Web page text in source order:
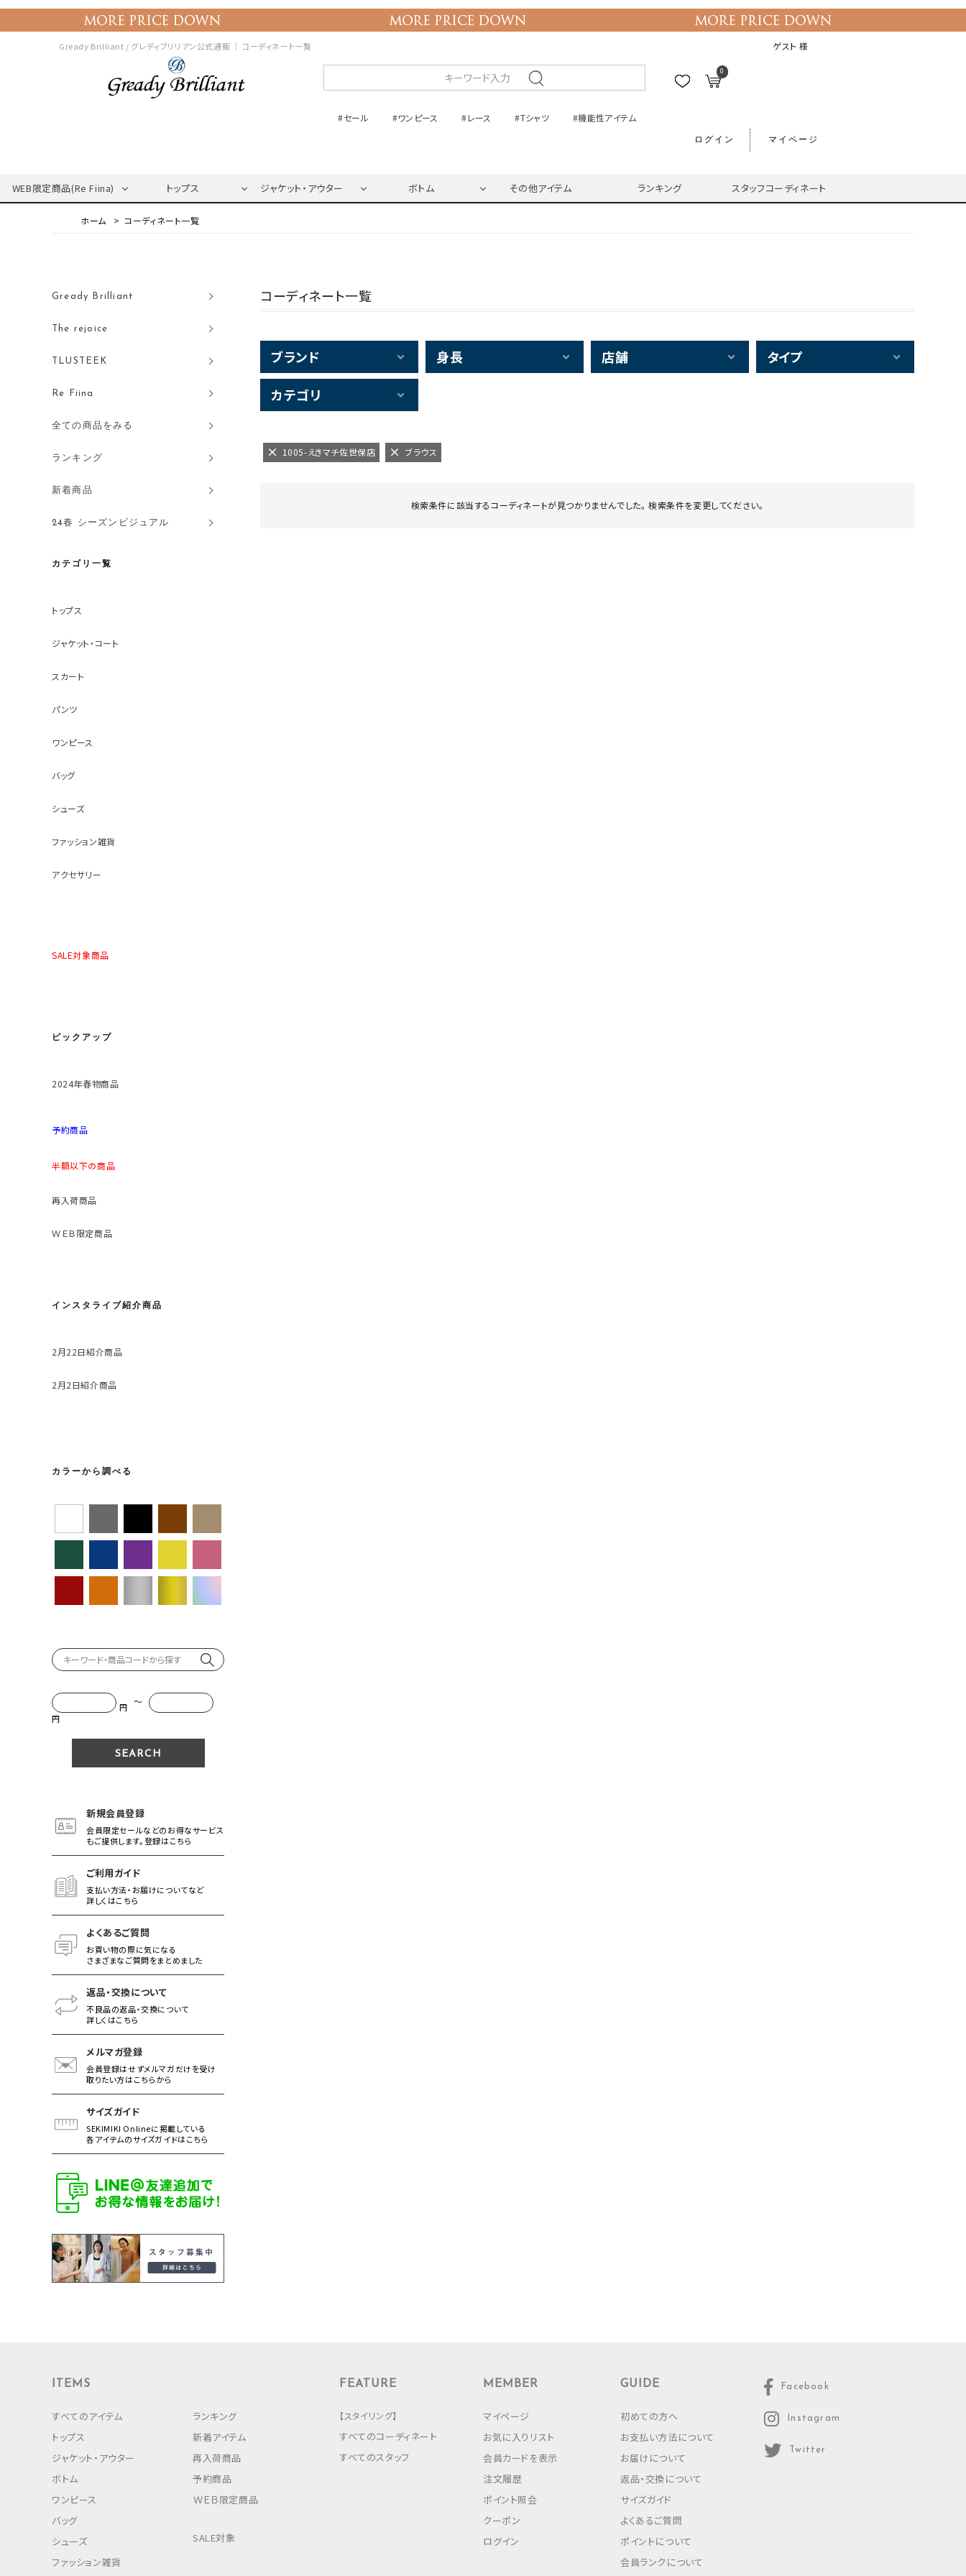
Gready Brilliant / グレディブリリアン公式通販 ｜ コーディネート一覧 ゲスト 様
0
#セール #ワンピース #レース #Tシャツ #機能性アイテム
ログイン マイページ
WEB限定商品(Re Fiina) トップス ジャケット・アウター ボトム その他アイテム ランキング スタッフコーディネート
コーディネート一覧
Gready Brilliant
The rejoice
TLUSTEEK
Re Fiina
全ての商品をみる
ランキング
新着商品
24春 シーズンビジュアル
カテゴリ一覧
トップス
ジャケット・コート
スカート
パンツ
ワンピース
バッグ
シューズ
ファッション雑貨
アクセサリー
SALE対象商品
ピックアップ
2024年春物商品
予約商品
半額以下の商品
再入荷商品
ＷＥＢ限定商品
インスタライブ紹介商品
2月22日紹介商品
2月2日紹介商品
カラーから調べる
円 ～
円
新規会員登録
会員限定セールなどのお得なサービス
もご提供します。登録はこちら
ご利用ガイド
支払い方法・お届けについてなど
詳しくはこちら
よくあるご質問
お買い物の際に気になる
さまざまなご質問をまとめました
返品・交換について
不良品の返品・交換について
詳しくはこちら
メルマガ登録
会員登録はせずメルマガだけを受け
取りたい方はこちらから
サイズガイド
SEKIMIKI Onlineに掲載している
各アイテムのサイズガイドはこちら
コーディネート一覧
ブランド 身長 店舗 タイプ
カテゴリ
1005-えきマチ佐世保店 ブラウス
検索条件に該当するコーディネートが見つかりませんでした。 検索条件を変更してください。
ITEMS
すべてのアイテム
トップス
ジャケット・アウター
ボトム
ワンピース
バッグ
シューズ
ファッション雑貨
ランキング
新着アイテム
再入荷商品
予約商品
ＷＥＢ限定商品
SALE対象
FEATURE
【スタイリング】
すべてのコーディネート
すべてのスタッフ
MEMBER
マイページ
お気に入りリスト
会員カードを表示
注文履歴
ポイント照会
クーポン
ログイン
GUIDE
初めての方へ
お支払い方法について
お届けについて
返品・交換について
サイズガイド
よくあるご質問
ポイントについて
会員ランクについて
Facebook
Instagram
Twitter